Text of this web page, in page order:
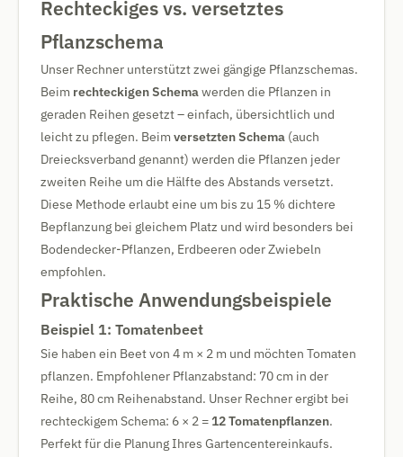
Rechteckiges vs. versetztes
Pflanzschema
Unser Rechner unterstützt zwei gängige Pflanzschemas.
Beim rechteckigen Schemawerden die Pflanzen in
geraden Reihen gesetzt – einfach, übersichtlich und
leicht zu pflegen. Beim versetzten Schema (auch
Dreiecksverband genannt) werden die Pflanzen jeder
zweiten Reihe um die Hälfte des Abstands versetzt.
Diese Methode erlaubt eine um bis zu 15 % dichtere
Bepflanzung bei gleichem Platz und wird besonders bei
Bodendecker-Pflanzen, Erdbeeren oder Zwiebeln
empfohlen.
Praktische Anwendungsbeispiele
Beispiel 1: Tomatenbeet
Sie haben ein Beet von 4 m × 2 m und möchten Tomaten
pflanzen. Empfohlener Pflanzabstand: 70 cm in der
Reihe, 80 cm Reihenabstand. Unser Rechner ergibt bei
rechteckigem Schema: 6 × 2 = 12 Tomatenpflanzen.
Perfekt für die Planung Ihres Gartencentereinkaufs.